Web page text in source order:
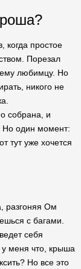
когда простое
Порезал
любимцу. Но
никого не
собрана, и
Но один момент:
тут уже хочется
разгоняя Ом
с багами.
себя
меня что, крыша
Но все это